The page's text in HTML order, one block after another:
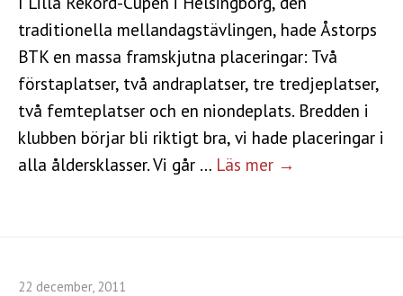
traditionella mellandagstävlingen, hade Åstorps
BTK en massa framskjutna placeringar: Två
förstaplatser, två andraplatser, tre tredjeplatser,
två femteplatser och en niondeplats. Bredden i
klubben börjar bli riktigt bra, vi hade placeringar i
alla åldersklasser. Vi går … Läs mer →
22 december, 2011